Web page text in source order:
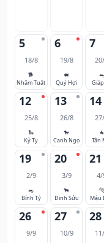
5
18/8
🐕
Nhâm Tuất
6
19/8
🐖
Quý Hợi
7
🐀
12
25/8
🐍
Kỷ Tỵ
13
26/8
🐎
Canh Ngọ
14
🐐
Tân
19
2/9
🐀
Bính Tý
20
3/9
🐂
Đinh Sửu
21
4/
🐅
Mậu
26
9/9
27
10/9
28